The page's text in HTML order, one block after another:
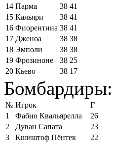
14 Парма 38 41
15 Кальяри 38 41
16 Фиорентина 38 41
17 Дженоа 38 38
18 Эмполи 38 38
19 Фрозиноне 38 25
20 Кьево 38 17
Бомбардиры:
№ Игрок
Г
1
Фабио Квальярелла
26
2
Дуван Сапата
23
3
Кшиштоф Пёнтек
22